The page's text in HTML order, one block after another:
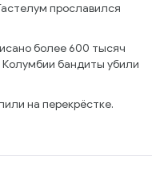
прославился
более 600 тысяч
бандиты убили
на перекрёстке.